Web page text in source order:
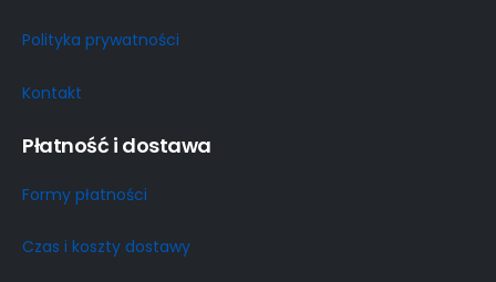
Polityka prywatności
Kontakt
Płatność i dostawa
Formy płatności
Czas i koszty dostawy